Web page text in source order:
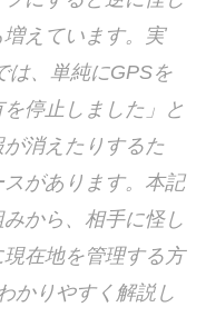
えています。実
は、単純にGPSを
停止しました」と
消えたりするた
があります。本記
から、相手に怪し
在地を管理する方
かりやすく解説し